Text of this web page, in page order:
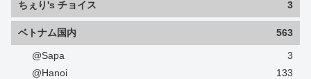
ちぇり's チョイス 3
ベトナム国内 563
@Sapa
3
@Hanoi
133